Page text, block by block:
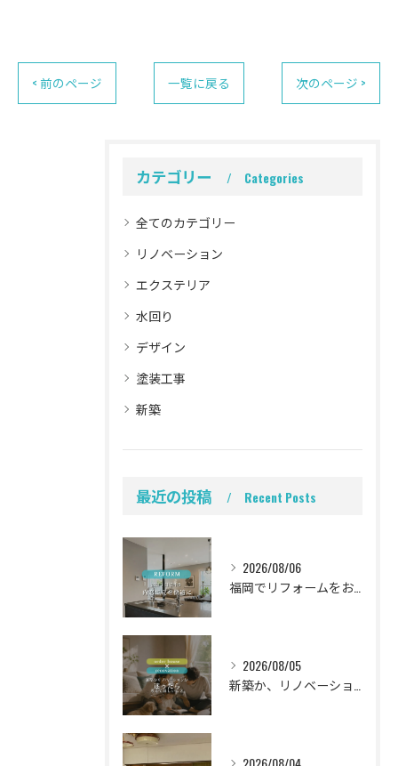
< 前のページ 一覧に戻る 次のページ >
カテゴリー Categories
全てのカテゴリー
リノベーション
エクステリア
水回り
デザイン
塗装工事
新築
最近の投稿 Recent Posts
2026/08/06
2026/08/05